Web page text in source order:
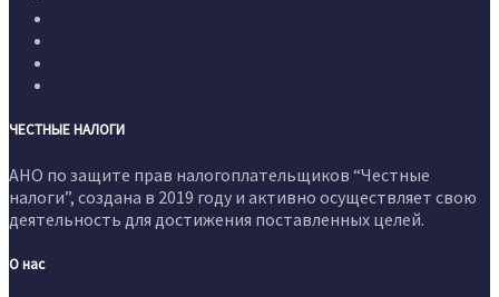
ЧЕСТНЫЕ НАЛОГИ
АНО по защите прав налогоплательщиков “Честные
налоги”, создана в 2019 году и активно осуществляет свою
деятельность для достижения поставленных целей.
О нас